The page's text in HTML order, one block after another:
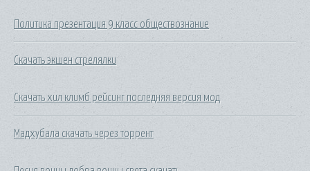
Политика презентация 9 класс обществознание
Скачать экшен стрелялки
Скачать хил климб рейсинг последняя версия мод
Мадхубала скачать через торрент